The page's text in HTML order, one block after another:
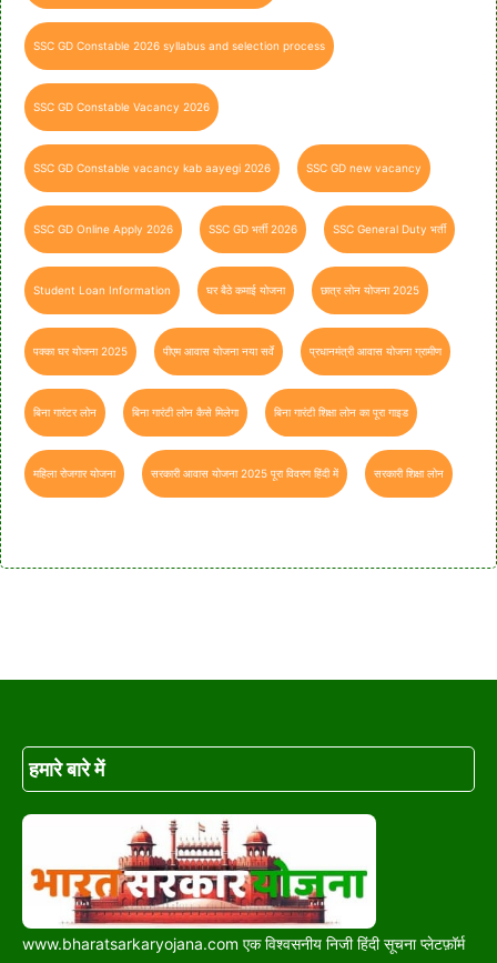
SSC GD Constable 2026 syllabus and selection process
SSC GD Constable Vacancy 2026
SSC GD Constable vacancy kab aayegi 2026 SSC GD new vacancy
SSC GD Online Apply 2026 SSC GD भर्ती 2026 SSC General Duty भर्ती
Student Loan Information घर बैठे कमाई योजना छात्र लोन योजना 2025
पक्का घर योजना 2025 पीएम आवास योजना नया सर्वे प्रधानमंत्री आवास योजना ग्रामीण
बिना गारंटर लोन बिना गारंटी लोन कैसे मिलेगा बिना गारंटी शिक्षा लोन का पूरा गाइड
महिला रोजगार योजना सरकारी आवास योजना 2025 पूरा विवरण हिंदी में सरकारी शिक्षा लोन
हमारे बारे में
www.bharatsarkaryojana.com एक विश्वसनीय निजी हिंदी सूचना प्लेटफ़ॉर्म